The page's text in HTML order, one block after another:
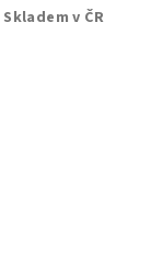
Skladem v ČR